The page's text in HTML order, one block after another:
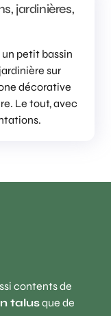
jardinières,
petit bassin
sur
décorative
Le tout, avec
contents de
talusque de